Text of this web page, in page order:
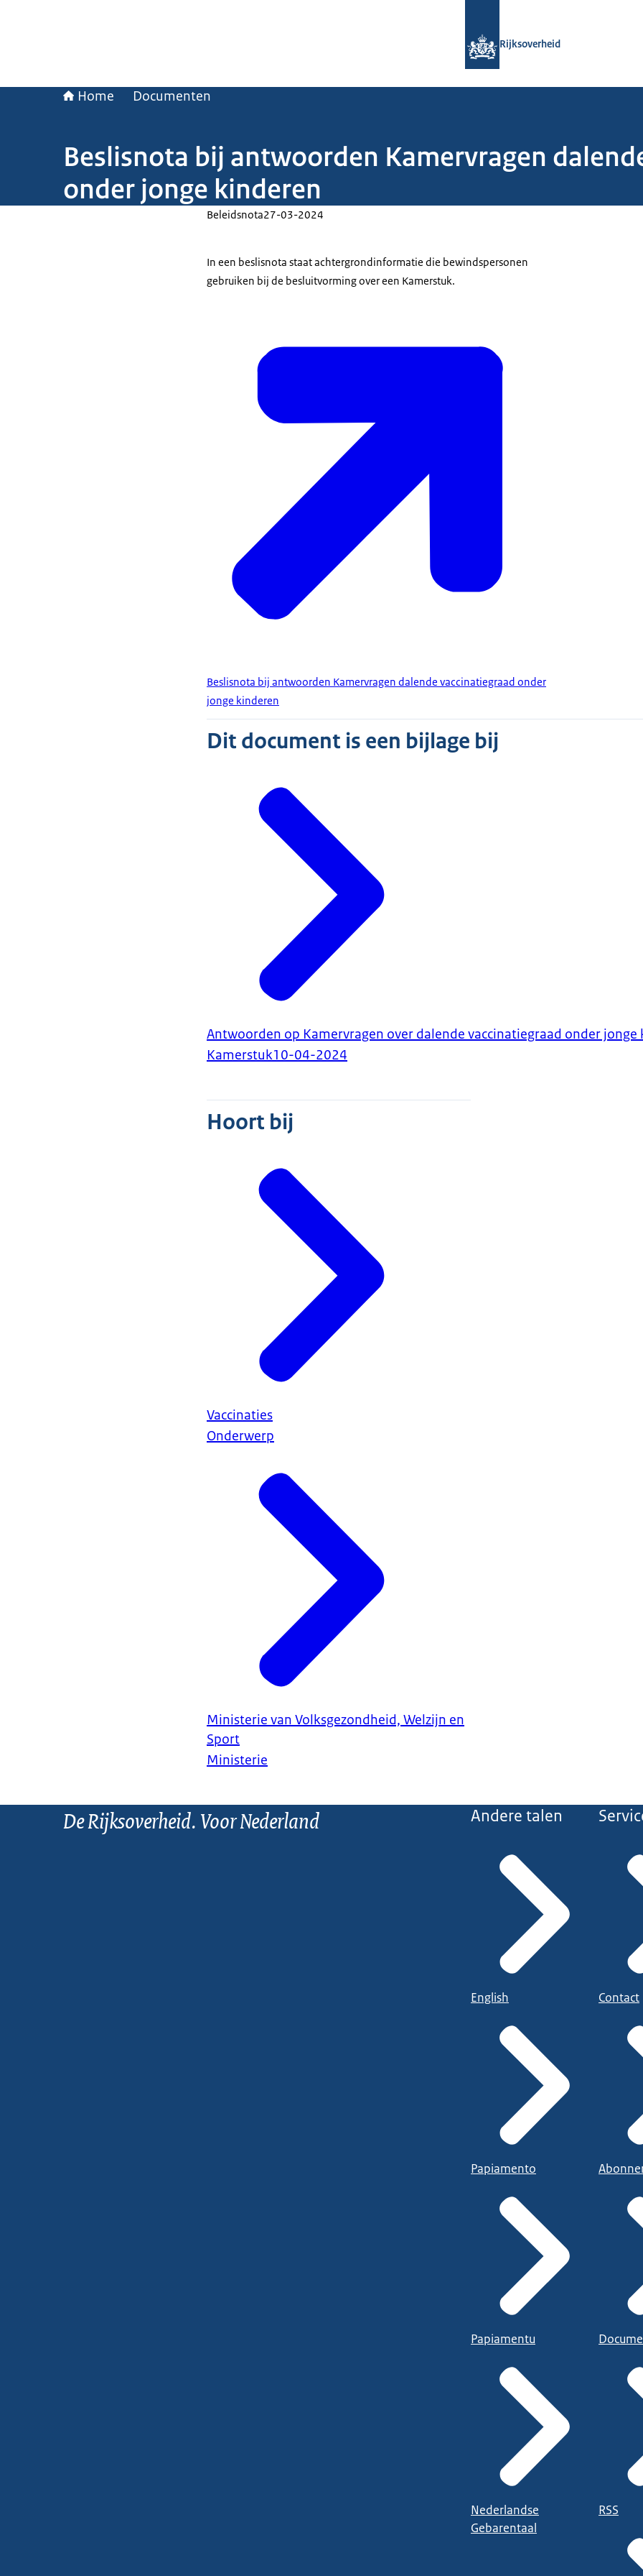
Rijksoverheid
Home Documenten
Beslisnota bij antwoorden Kamervragen
onder jonge kinderen
Beleidsnota27-03-2024
In een beslisnota staat achtergrondinformatie die bewindspersonen
gebruiken bij de besluitvorming over een Kamerstuk.
Beslisnota bij antwoorden Kamervragen dalende vaccinatiegraad onder
jonge kinderen
Dit document is een bijlage bij
Antwoorden op Kamervragen over dalende vaccinatiegraad onder jonge
Kamerstuk10-04-2024
Hoort bij
Vaccinaties
Onderwerp
Ministerie van Volksgezondheid, Welzijn en
Sport
Ministerie
De Rijksoverheid. Voor Nederland Andere talen
English
Papiamento
Papiamentu
Nederlandse
Gebarentaal
Contact
RSS